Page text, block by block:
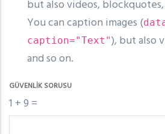
but also videos, blockquotes,
You can caption images (
caption="Text"), but also
and so on.
GÜVENLIK SORUSU
1 + 9 =